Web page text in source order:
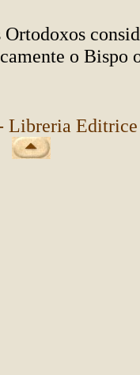
o Bispo
Libreria Editrice